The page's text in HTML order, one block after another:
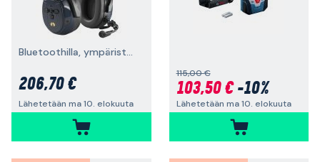
Bluetoothilla, ympäristönkuuntelulla ja päälakisangalla
206,70 €
Lähetetään ma 10. elokuuta
115,00 €
103,50 €-10%
Lähetetään ma 10. elokuuta